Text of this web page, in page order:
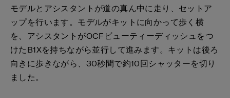
モデルとアシスタントが道の真ん中に走り、セットア
ップを行います。モデルがキットに向かって歩く横
を、アシスタントがOCFビューティーディッシュをつ
けたB1Xを持ちながら並行して進みます。キットは後ろ
向きに歩きながら、30秒間で約10回シャッターを切り
ました。